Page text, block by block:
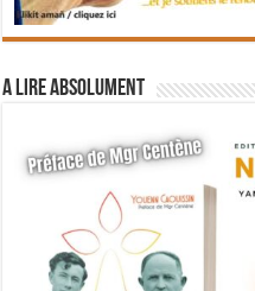
A lire absolument